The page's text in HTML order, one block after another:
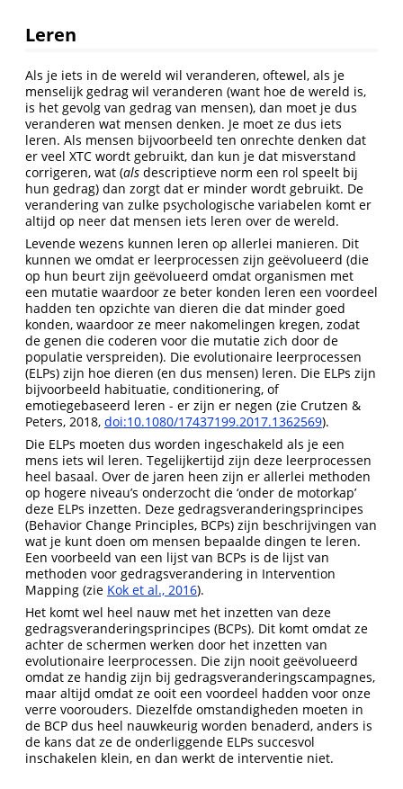
Leren
Als je iets in de wereld wil veranderen, oftewel, als je
menselijk gedrag wil veranderen (want hoe de wereld is,
is het gevolg van gedrag van mensen), dan moet je dus
veranderen wat mensen denken. Je moet ze dus iets
leren. Als mensen bijvoorbeeld ten onrechte denken dat
er veel XTC wordt gebruikt, dan kun je dat misverstand
corrigeren, wat (als descriptieve norm een rol speelt bij
hun gedrag) dan zorgt dat er minder wordt gebruikt. De
verandering van zulke psychologische variabelen komt er
altijd op neer dat mensen iets leren over de wereld.
Levende wezens kunnen leren op allerlei manieren. Dit
kunnen we omdat er leerprocessen zijn geëvolueerd (die
op hun beurt zijn geëvolueerd omdat organismen met
een mutatie waardoor ze beter konden leren een voordeel
hadden ten opzichte van dieren die dat minder goed
konden, waardoor ze meer nakomelingen kregen, zodat
de genen die coderen voor die mutatie zich door de
populatie verspreiden). Die evolutionaire leerprocessen
(ELPs) zijn hoe dieren (en dus mensen) leren. Die ELPs zijn
bijvoorbeeld habituatie, conditionering, of
emotiegebaseerd leren - er zijn er negen (zie Crutzen &
Peters, 2018, doi:10.1080/17437199.2017.1362569).
Die ELPs moeten dus worden ingeschakeld als je een
mens iets wil leren. Tegelijkertijd zijn deze leerprocessen
heel basaal. Over de jaren heen zijn er allerlei methoden
op hogere niveau’s onderzocht die ‘onder de motorkap’
deze ELPs inzetten. Deze gedragsveranderingsprincipes
(Behavior Change Principles, BCPs) zijn beschrijvingen van
wat je kunt doen om mensen bepaalde dingen te leren.
Een voorbeeld van een lijst van BCPs is de lijst van
methoden voor gedragsverandering in Intervention
Mapping (zie Kok et al., 2016).
Het komt wel heel nauw met het inzetten van deze
gedragsveranderingsprincipes (BCPs). Dit komt omdat ze
achter de schermen werken door het inzetten van
evolutionaire leerprocessen. Die zijn nooit geëvolueerd
omdat ze handig zijn bij gedragsveranderingscampagnes,
maar altijd omdat ze ooit een voordeel hadden voor onze
verre voorouders. Diezelfde omstandigheden moeten in
de BCP dus heel nauwkeurig worden benaderd, anders is
de kans dat ze de onderliggende ELPs succesvol
inschakelen klein, en dan werkt de interventie niet.